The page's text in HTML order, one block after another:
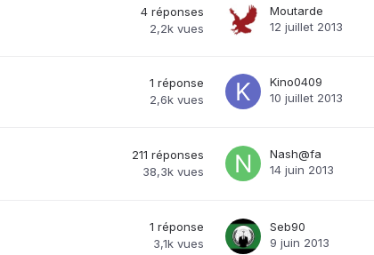
4 réponses
2,2k vues
Moutarde
12 juillet 2013
1 réponse
2,6k vues
Kino0409
10 juillet 2013
211 réponses
38,3k vues
Nash@fa
14 juin 2013
1 réponse
3,1k vues
Seb90
9 juin 2013